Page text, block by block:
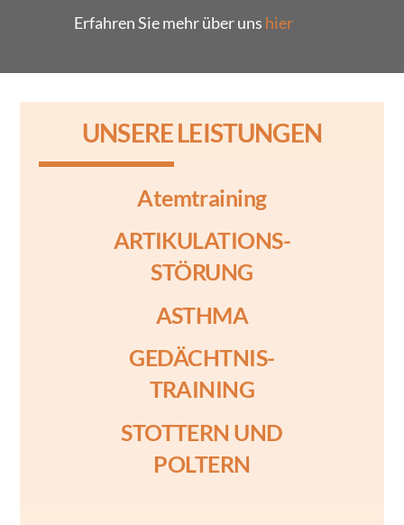
Erfahren Sie mehr über uns hier
UNSERE LEISTUNGEN
Atemtraining
ARTIKULATIONS-
STÖRUNG
ASTHMA
GEDÄCHTNIS-
TRAINING
STOTTERN UND
POLTERN